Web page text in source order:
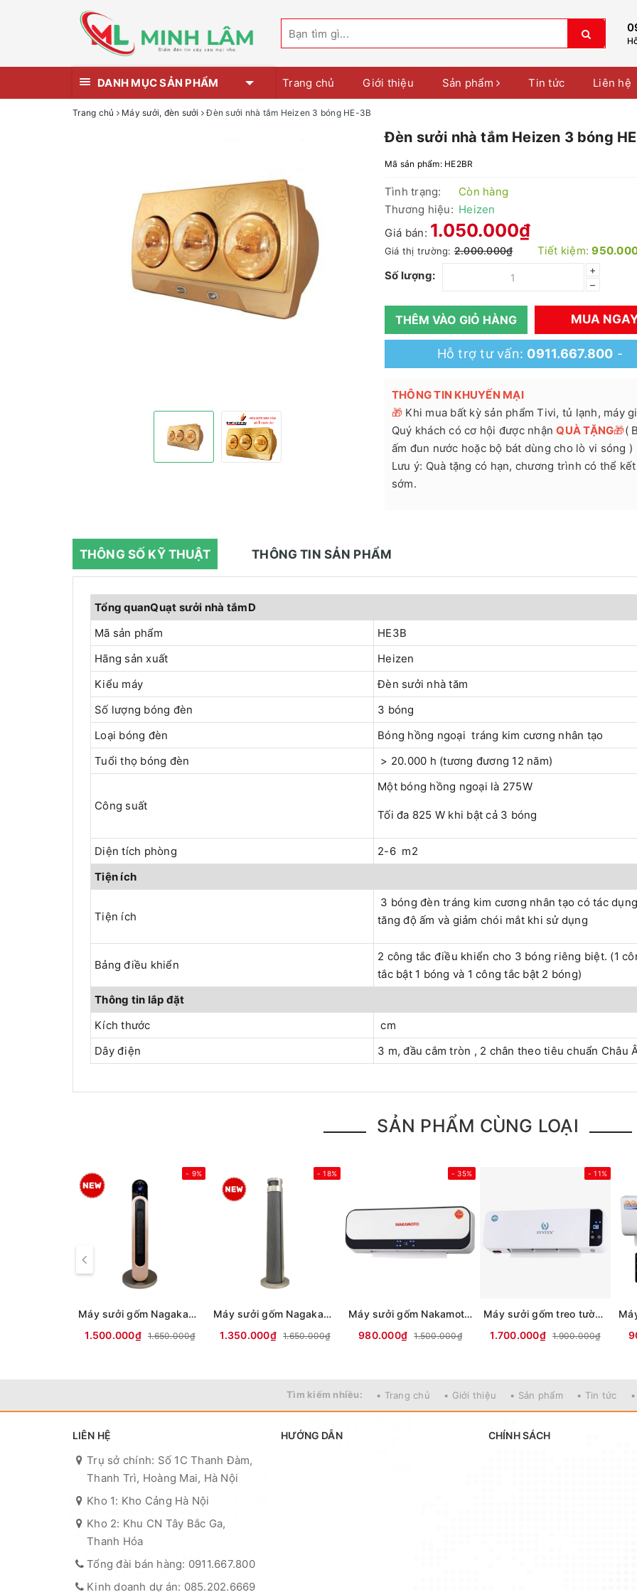
DANH MỤC SẢN PHẨM Trang chủ Giới thiệu Sản phẩm Tin tức Liên hệ
Trang chủ Máy sưởi, đèn sưởi Đèn sưởi nhà tắm Heizen 3 bóng HE-3B
Đèn sưởi nhà tắm Heizen 3 bóng
Mã sản phẩm: HE2BR
Tình trạng:
Còn hàng
Thương hiệu: Heizen
Giá bán: 1.050.000₫
Giá thị trường:2.000.000₫ Tiết kiệm:
Số lượng:
+
–
THÊM VÀO GIỎ HÀNG MUA
Hỗ trợ tư vấn: 0911.667.800 -
THÔNG TIN KHUYẾN MẠI
🎁 Khi mua bất kỳ sản phẩm Tivi, tủ lạnh, máy
Quý khách có cơ hội được nhậnQUÀ TẶNG🎁(
ấm đun nước hoặc bộ bát dùng cho lò vi sóng )
Lưu ý: Quà tặng có hạn, chương trình có thể
sớm.
THÔNG SỐ KỸ THUẬT THÔNG TIN SẢN PHẨM
Tổng quanQuạt sưởi nhà tắmD
Mã sản phẩm
HE3B
Hãng sản xuất
Heizen
Kiểu máy
Đèn sưởi nhà tăm
Số lượng bóng đèn
3 bóng
Loại bóng đèn
Bóng hồng ngoại tráng kim cương nhân tạo
Tuổi thọ bóng đèn
> 20.000 h (tương đương 12 năm)
Công suất
Một bóng hồng ngoại là 275W
Tối đa 825 W khi bật cả 3 bóng
Diện tích phòng
2-6 m2
Tiện ích
Tiện ích
3 bóng đèn tráng kim cương nhân tạo có tác dụng
tăng độ ấm và giảm chói mắt khi sử dụng
Bảng điều khiển
2 công tắc điều khiển cho 3 bóng riêng biệt. (1
tắc bật 1 bóng và 1 công tắc bật 2 bóng)
Thông tin lắp đặt
Kích thước
cm
Dây điện
3 m, đầu cắm tròn , 2 chân theo tiêu chuẩn Châu
SẢN PHẨM CÙNG LOẠI
- 9%
Máy sưởi gốm Nagakawa NEH8399
1.500.000₫
1.650.000₫
- 18%
Máy sưởi gốm Nagakawa NEH8389
1.350.000₫
1.650.000₫
- 35%
Máy sưởi gốm Nakamoto treo tường NK06
980.000₫
1.500.000₫
- 11%
Máy sưởi gốm treo tường Syntex SG2268
1.700.000₫
1.900.000₫
Tìm kiếm nhiều: • Trang chủ • Giới thiệu • Sản phẩm • Tin tức
LIÊN HỆ
Trụ sở chính: Số 1C Thanh Đàm,
Thanh Trì, Hoàng Mai, Hà Nội
Kho 1: Kho Cảng Hà Nội
Kho 2: Khu CN Tây Bắc Ga,
Thanh Hóa
Tổng đài bán hàng: 0911.667.800
Kinh doanh dự án: 085.202.6669
HƯỚNG DẪN CHÍNH SÁCH